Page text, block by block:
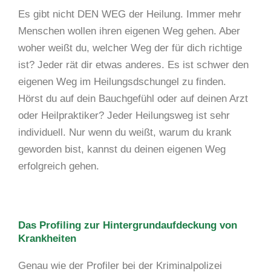
Es gibt nicht DEN WEG der Heilung. Immer mehr
Menschen wollen ihren eigenen Weg gehen. Aber
woher weißt du, welcher Weg der für dich richtige
ist? Jeder rät dir etwas anderes. Es ist schwer den
eigenen Weg im Heilungsdschungel zu finden.
Hörst du auf dein Bauchgefühl oder auf deinen Arzt
oder Heilpraktiker? Jeder Heilungsweg ist sehr
individuell. Nur wenn du weißt, warum du krank
geworden bist, kannst du deinen eigenen Weg
erfolgreich gehen.
Das Profiling zur Hintergrundaufdeckung von
Krankheiten
Genau wie der Profiler bei der Kriminalpolizei